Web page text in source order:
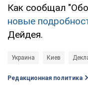
Как сообщал
новые
Дейдея.
Украина Киев
Редакционная политика